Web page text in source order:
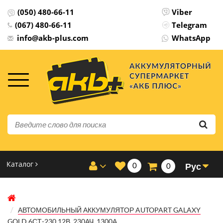
(050) 480-66-11
(067) 480-66-11
info@akb-plus.com
Viber
Telegram
WhatsApp
0 0 Рус
Каталог
АВТОМОБИЛЬНЫЙ АККУМУЛЯТОР AUTOPART GALAXY
GOLD 6СТ-230 12В, 230АЧ, 1300А